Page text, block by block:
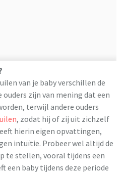
van je baby verschillen de
zijn van mening dat een
terwijl andere ouders
, zodat hij of zij uit zichzelf
hierin eigen opvattingen,
intuïtie. Probeer wel altijd de
te stellen, vooral tijdens een
een baby tijdens deze periode